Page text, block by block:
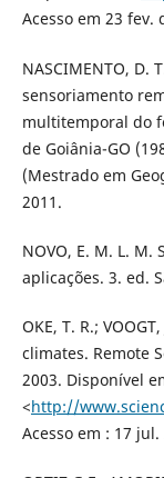
Acesso em 23 fev.
NASCIMENTO, D.
sensoriamento
multitemporal do
de Goiânia-GO
(Mestrado em
2011.
NOVO, E. M. L.
aplicações. 3. ed.
OKE, T. R.;
climates. Remote
2003. Disponível
<http://
Acesso em : 17 jul.